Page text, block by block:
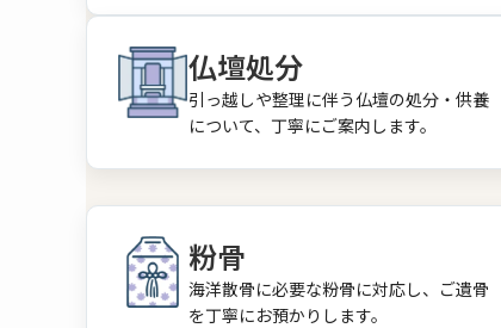
仏壇処分
引っ越しや整理に伴う仏壇の処分・供養
について、丁寧にご案内します。
粉骨
海洋散骨に必要な粉骨に対応し、ご遺骨
を丁寧にお預かりします。